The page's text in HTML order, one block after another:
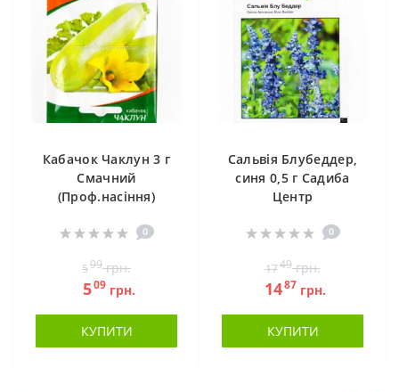
Кабачок Чаклун 3 г
Смачний
(Проф.насіння)
0
599грн.
509грн.
КУПИТИ
Сальвія Блубеддер,
синя 0,5 г Садиба
Центр
0
1749грн.
1487 грн.
КУПИТИ